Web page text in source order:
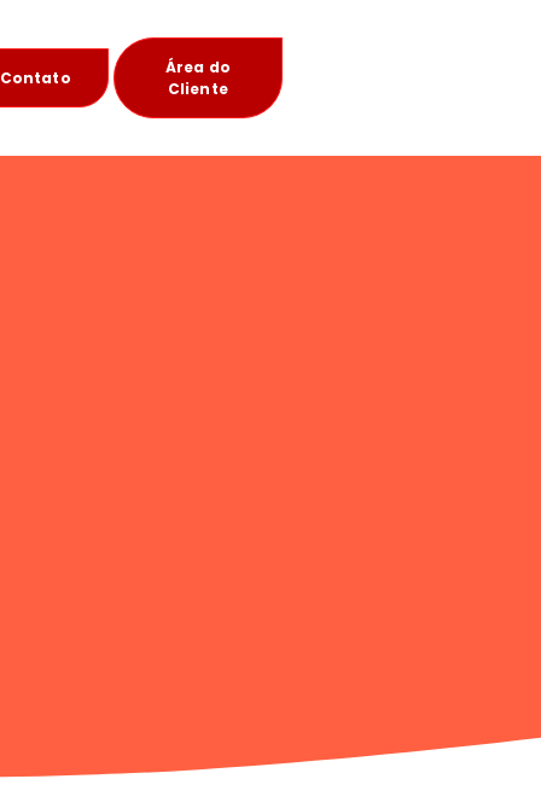
Contato
Área do
Cliente